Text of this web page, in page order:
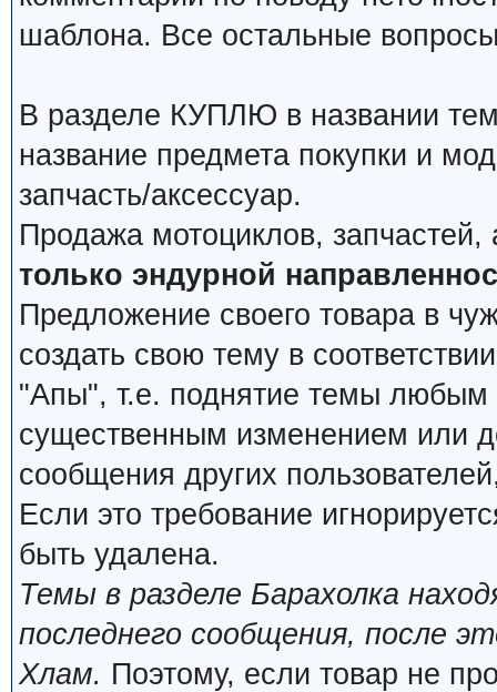
шаблона. Все остальные
В разделе КУПЛЮ в названии
название предмета покупки и
запчасть/аксессуар.
Продажа мотоциклов, запчастей,
только эндурной
Предложение своего товара в
создать свою тему в
"Апы", т.е. поднятие темы любым
существенным изменением или
сообщения других
Если это требование
быть удалена.
Темы в разделе Барахолка
последнего сообщения, после
Хлам. Поэтому, если товар не